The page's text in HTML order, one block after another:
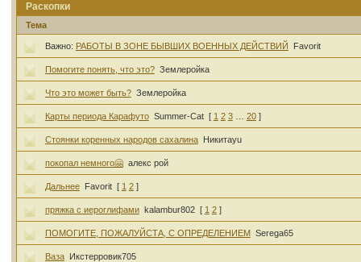
Раскопки
Тема
Важно: РАБОТЫ В ЗОНЕ БЫВШИХ ВОЕННЫХ ДЕЙСТВИЙ Favorit
Помогите понять, что это? Землеройка
Что это может быть? Землеройка
Карты периода Карафуто Summer-Cat [ 1 2 3 20 ]
Стоянки коренных народов сахалина Никитаyu
покопал немного🤗 алекс рой
Дальнее Favorit [ 1 2 ]
пряжка с иероглифами kalambur802 [ 1 2 ]
ПОМОГИТЕ, ПОЖАЛУЙСТА, С ОПРЕДЕЛЕНИЕМ Serega65
Ваза Икстерровик705